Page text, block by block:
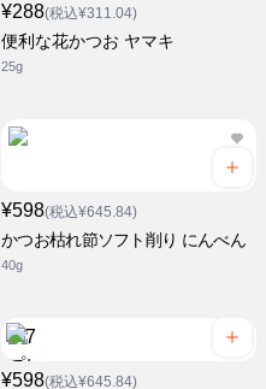
¥288(税込¥311.04)
便利な花かつお ヤマキ
25g
¥598(税込¥645.84)
かつお枯れ節ソフト削り にんべん
40g
¥598(税込¥645.84)